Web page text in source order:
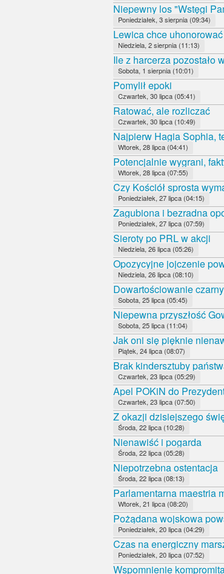
Niepewny los "Wstęgi
Poniedziałek, 3 sierpnia (09:34)
Lewica chce
Niedziela, 2 sierpnia (11:13)
Ile z harcerza pozostało
Sobota, 1 sierpnia (10:01)
Pomylił epoki
Czwartek, 30 lipca (05:41)
Ratować, ale rozliczać
Czwartek, 30 lipca (10:49)
Najpierw Hagia Sophia,
Wtorek, 28 lipca (04:41)
Potencjalnie wygrani,
Wtorek, 28 lipca (07:55)
Czy Kościół sprosta
Poniedziałek, 27 lipca (04:15)
Zagubiona i bezradna
Poniedziałek, 27 lipca (07:59)
Sieroty po PRL w akcji
Niedziela, 26 lipca (05:26)
Opozycyjne jojczenie
Niedziela, 26 lipca (08:10)
Dowartościowanie
Sobota, 25 lipca (05:45)
Niepewna przyszłość
Sobota, 25 lipca (11:04)
Jak oni się pięknie
Piątek, 24 lipca (08:07)
Brak kindersztuby
Czwartek, 23 lipca (05:29)
Apel POKiN do
Czwartek, 23 lipca (07:50)
Z okazji dzisiejszego
Środa, 22 lipca (10:28)
Nienawiść i pogarda
Środa, 22 lipca (05:28)
Niepotrzebna ostentacja
Środa, 22 lipca (08:13)
Parlamentarna maestria
Wtorek, 21 lipca (08:20)
Pożądana wojskowa
Poniedziałek, 20 lipca (04:29)
Czas na energiczny
Poniedziałek, 20 lipca (07:52)
Wspomnienie